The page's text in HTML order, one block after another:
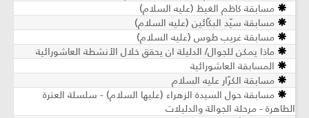
مسابقة كاظم الغيظ (عليه السلام)
مسابقة سيّد البكّائين (عليه السلام)
مسابقة غريب طوس (عليه السلام)
ماذا يمكن للجوال/ الدليلة ان يحقق خلال الأنشطة العاشورائية
المسابقة العاشورائية
مسابقة الكرّار عليه السلام
مسابقة حول السيدة الزهراء (عليها السلام) - سلسلة العترة
الطاهرة - مرحلة الجوالة والدليلات